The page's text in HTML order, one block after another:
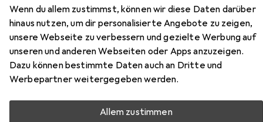
Wenn du allem zustimmst, können wir diese Daten darüber
hinaus nutzen, um dir personalisierte Angebote zu zeigen,
unsere Webseite zu verbessern und gezielte Werbung auf
unseren und anderen Webseiten oder Apps anzuzeigen.
Dazu können bestimmte Daten auch an Dritte und
Werbepartner weitergegeben werden.
Allem zustimmen
Zubehör für Loc-Line
Kühlmittelschlauch-System
Hier findest du passendes Zubehör zum Produkt Loc-Line
Kühlmittelschlauch-System aus der Kategorie
Drehmaschine.